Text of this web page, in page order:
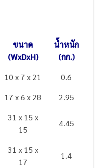
ขนาด
(WxDxH)
น้ำหนัก
(กก.)
10 x 7 x 21
0.6
17 x 6 x 28 2.95
31 x 15 x
15
4.45
31 x 15 x
17
1.4